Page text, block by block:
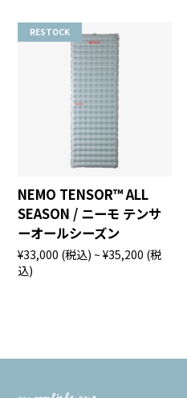
RESTOCK
NEMO TENSOR™ ALL
SEASON / ニーモ テンサ
ーオールシーズン
¥33,000 (税込) ~ ¥35,200 (税
込)